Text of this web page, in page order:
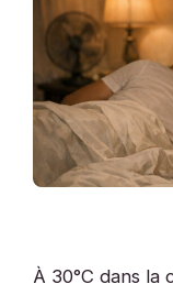
À 30°C dans